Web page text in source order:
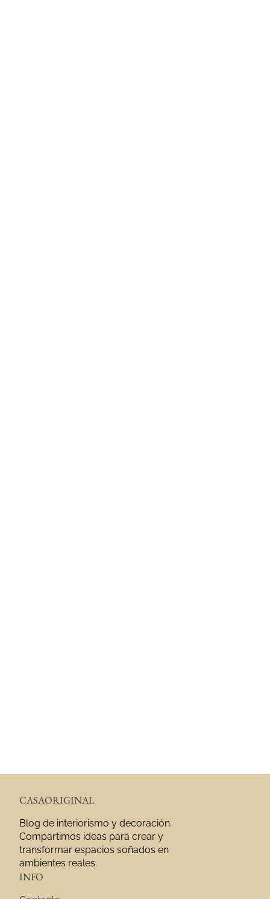
CASAORIGINAL
Blog de interiorismo y decoración.
Compartimos ideas para crear y
transformar espacios soñados en
ambientes reales.
INFO